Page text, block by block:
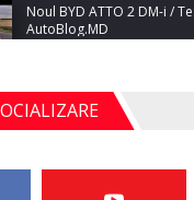
Noul BYD ATTO 2 DM-i /
AutoBlog.MD
17:35
Noul Mercedes-Benz S-
4MATIC V223) / Test Drive
27:33